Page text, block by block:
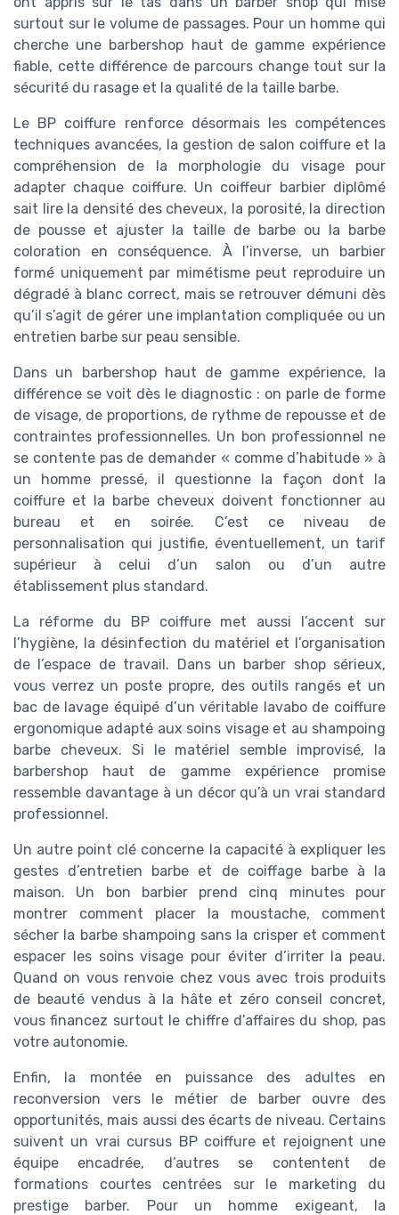
surtout sur le volume de passages. Pour un homme qui
cherche une barbershop haut de gamme expérience
fiable, cette différence de parcours change tout sur la
sécurité du rasage et la qualité de la taille barbe.
Le BP coiffure renforce désormais les compétences
techniques avancées, la gestion de salon coiffure et la
compréhension de la morphologie du visage pour
adapter chaque coiffure. Un coiffeur barbier diplômé
sait lire la densité des cheveux, la porosité, la direction
de pousse et ajuster la taille de barbe ou la barbe
coloration en conséquence. À l’inverse, un barbier
formé uniquement par mimétisme peut reproduire un
dégradé à blanc correct, mais se retrouver démuni dès
qu’il s’agit de gérer une implantation compliquée ou un
entretien barbe sur peau sensible.
Dans un barbershop haut de gamme expérience, la
différence se voit dès le diagnostic : on parle de forme
de visage, de proportions, de rythme de repousse et de
contraintes professionnelles. Un bon professionnel ne
se contente pas de demander « comme d’habitude » à
un homme pressé, il questionne la façon dont la
coiffure et la barbe cheveux doivent fonctionner au
bureau et en soirée. C’est ce niveau de
personnalisation qui justifie, éventuellement, un tarif
supérieur à celui d’un salon ou d’un autre
établissement plus standard.
La réforme du BP coiffure met aussi l’accent sur
l’hygiène, la désinfection du matériel et l’organisation
de l’espace de travail. Dans un barber shop sérieux,
vous verrez un poste propre, des outils rangés et un
bac de lavage équipé d’un véritable lavabo de coiffure
ergonomique adapté aux soins visage et au shampoing
barbe cheveux. Si le matériel semble improvisé, la
barbershop haut de gamme expérience promise
ressemble davantage à un décor qu’à un vrai standard
professionnel.
Un autre point clé concerne la capacité à expliquer les
gestes d’entretien barbe et de coiffage barbe à la
maison. Un bon barbier prend cinq minutes pour
montrer comment placer la moustache, comment
sécher la barbe shampoing sans la crisper et comment
espacer les soins visage pour éviter d’irriter la peau.
Quand on vous renvoie chez vous avec trois produits
de beauté vendus à la hâte et zéro conseil concret,
vous financez surtout le chiffre d’affaires du shop, pas
votre autonomie.
Enfin, la montée en puissance des adultes en
reconversion vers le métier de barber ouvre des
opportunités, mais aussi des écarts de niveau. Certains
suivent un vrai cursus BP coiffure et rejoignent une
équipe encadrée, d’autres se contentent de
formations courtes centrées sur le marketing du
prestige barber. Pour un homme exigeant, la